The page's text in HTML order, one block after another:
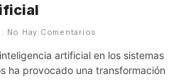
No Hay Comentarios
artificial en los sistemas
ha provocado una transformación